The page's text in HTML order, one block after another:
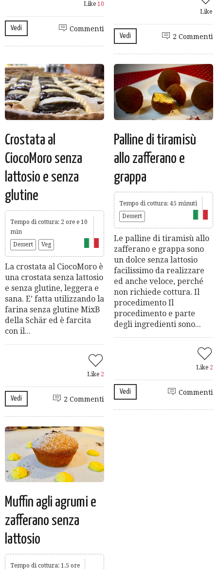
Like 10
Vedi Commenti
Like
Vedi 2 Commenti
Crostata al
CiocoMoro senza
lattosio e senza
glutine
Tempo di cottura: 2 ore e 10
min
Dessert
Veg
La crostata al CiocoMoro è
una crostata senza lattosio
e senza glutine, leggera e
sana. E’ fatta utilizzando la
farina senza glutine MixB
della Schär ed è farcita
con il...
Like 2
Vedi 2 Commenti
Palline di tiramisù
allo zafferano e
grappa
Tempo di cottura: 45 minuti
Dessert
Le palline di tiramisù allo
zafferano e grappa sono
un dolce senza lattosio
facilissimo da realizzare
ed anche veloce, perché
non richiede cottura. Il
procedimento Il
procedimento e parte
degli ingredienti sono...
Like 2
Vedi Commenti
Muffin agli agrumi e
zafferano senza
lattosio
Tempo di cottura: 1.5 ore